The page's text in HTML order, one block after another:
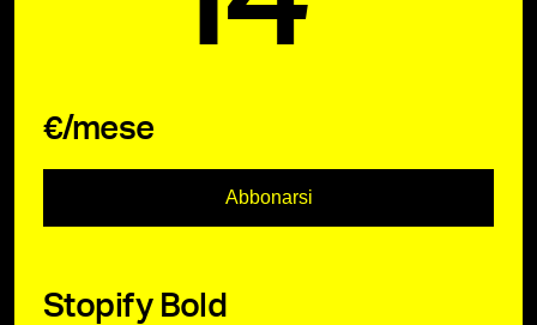
€/mese
Abbonarsi
Stopify Bold